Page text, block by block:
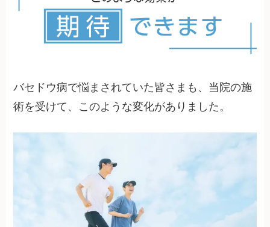
で、栄養のアドバイスも行います。
バセドウ病で悩まされていた皆さまも、当院の施
術を受けて、このような変化がありました。